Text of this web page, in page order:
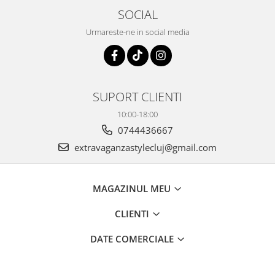
SOCIAL
Urmareste-ne in social media
SUPORT CLIENTI
10:00-18:00
0744436667
extravaganzastylecluj@gmail.com
MAGAZINUL MEU
CLIENTI
DATE COMERCIALE